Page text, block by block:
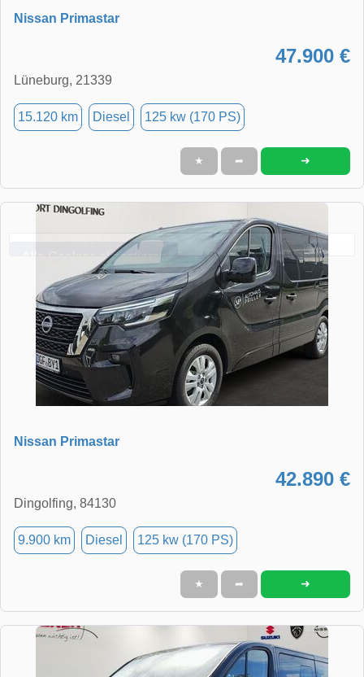
Alle Cookies akzeptieren Alle Cookies ablehnen
Datenschutzerklärung
Nissan Primastar
47.900 €
Lüneburg, 21339
15.120 km Diesel 125 kw (170 PS)
★ ➦ ➜
Nissan Primastar
42.890 €
Dingolfing, 84130
9.900 km Diesel 125 kw (170 PS)
★ ➦ ➜